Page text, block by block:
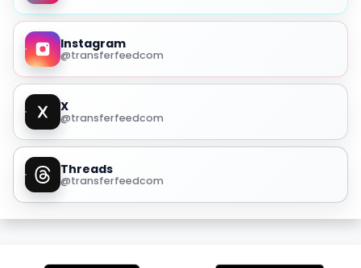
Instagram
@transferfeedcom
X
@transferfeedcom
Threads
@transferfeedcom